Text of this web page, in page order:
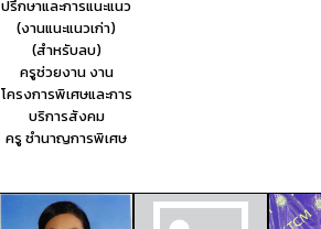
ปรึกษาและการแนะแนว
(งานแนะแนวเก่า)
(สำหรับลบ)
ครูช่วยงาน งาน
โครงการพิเศษและการ
บริการสังคม
ครู ชำนาญการพิเศษ